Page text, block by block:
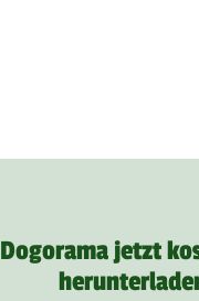
Dogorama jetzt